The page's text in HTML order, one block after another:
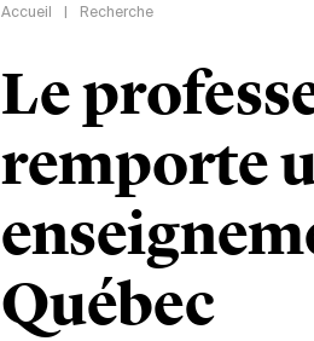
Accueil Recherche
Le
remporte
Québec